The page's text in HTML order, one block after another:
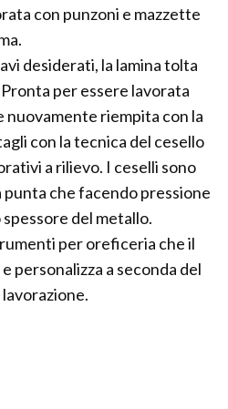
con punzoni e mazzette
desiderati, la lamina tolta
per essere lavorata
nuovamente riempita con la
con la tecnica del cesello
a rilievo. I ceselli sono
punta che facendo pressione
del metallo.
per oreficeria che il
personalizza a seconda del